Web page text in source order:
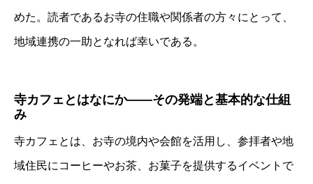
めた。読者であるお寺の住職や関係者の方々にとって、
地域連携の一助となれば幸いである。
寺カフェとはなにか――その発端と基本的な仕組
み
寺カフェとは、お寺の境内や会館を活用し、参拝者や地
域住民にコーヒーやお茶、お菓子を提供するイベントで